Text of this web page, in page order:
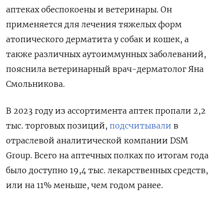
аптеках обеспокоены и ветеринары. Он
применяется для лечения тяжелых форм
атопического дерматита у собак и кошек, а
также различных аутоиммунных заболеваний,
пояснила ветеринарный врач-дерматолог Яна
Смольникова.
В 2023 году из ассортимента аптек пропали 2,2
тыс. торговых позиций, подсчитывали в
отраслевой аналитической компании DSM
Group. Всего на аптечных полках по итогам года
было доступно 19,4 тыс. лекарственных средств,
или на 11% меньше, чем годом ранее.